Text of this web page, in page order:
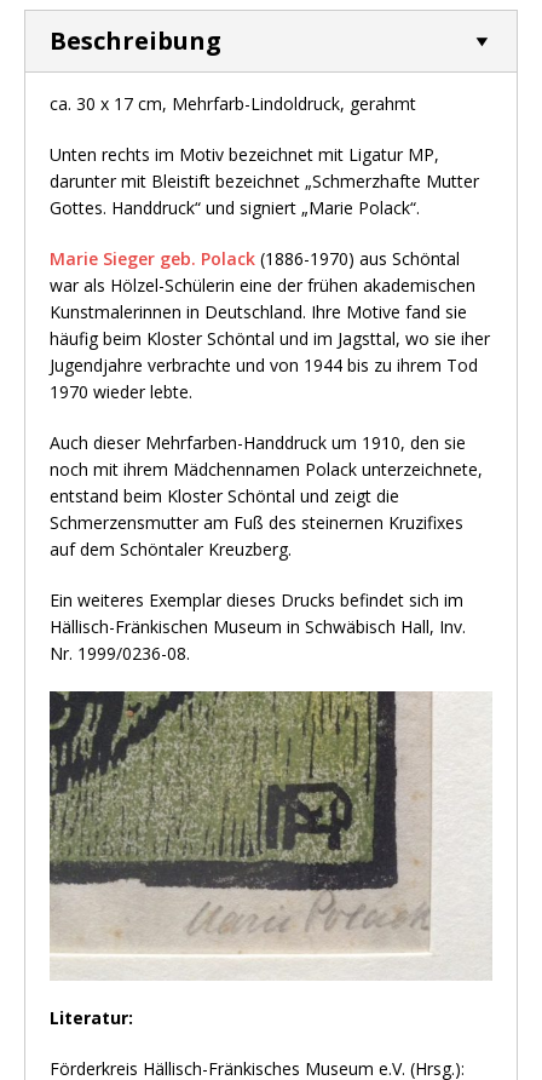
Beschreibung
ca. 30 x 17 cm, Mehrfarb-Lindoldruck, gerahmt
Unten rechts im Motiv bezeichnet mit Ligatur MP,
darunter mit Bleistift bezeichnet „Schmerzhafte Mutter
Gottes. Handdruck“ und signiert „Marie Polack“.
Marie Sieger geb. Polack (1886-1970) aus Schöntal
war als Hölzel-Schülerin eine der frühen akademischen
Kunstmalerinnen in Deutschland. Ihre Motive fand sie
häufig beim Kloster Schöntal und im Jagsttal, wo sie iher
Jugendjahre verbrachte und von 1944 bis zu ihrem Tod
1970 wieder lebte.
Auch dieser Mehrfarben-Handdruck um 1910, den sie
noch mit ihrem Mädchennamen Polack unterzeichnete,
entstand beim Kloster Schöntal und zeigt die
Schmerzensmutter am Fuß des steinernen Kruzifixes
auf dem Schöntaler Kreuzberg.
Ein weiteres Exemplar dieses Drucks befindet sich im
Hällisch-Fränkischen Museum in Schwäbisch Hall, Inv.
Nr. 1999/0236-08.
Literatur:
Förderkreis Hällisch-Fränkisches Museum e.V. (Hrsg.):